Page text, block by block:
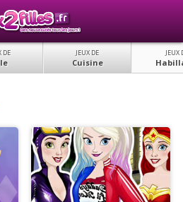
DE JEUX DE
Cuisine
JEUX